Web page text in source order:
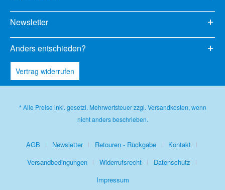
Newsletter
Anders entschieden?
Vertrag widerrufen
* Alle Preise inkl. gesetzl. Mehrwertsteuer zzgl.Versandkosten, wenn
nicht anders beschrieben.
AGB Newsletter Retouren - Rückgabe
Kontakt
Versandbedingungen
Widerrufsrecht
Datenschutz
Impressum